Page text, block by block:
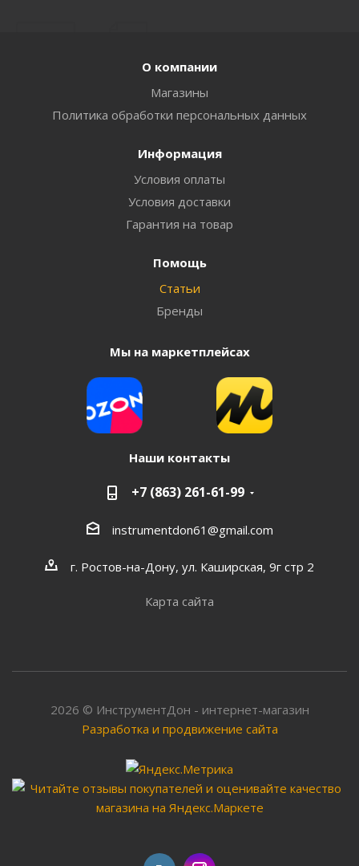
О компании
Магазины
Политика обработки персональных данных
Информация
Условия оплаты
Условия доставки
Гарантия на товар
Помощь
Статьи
Бренды
Мы на маркетплейсах
Наши контакты
+7 (863) 261-61-99
instrumentdon61@gmail.com
г. Ростов-на-Дону, ул. Каширская, 9г стр 2
Карта сайта
2026 © ИнструментДон - интернет-магазин
Разработка и продвижение сайта